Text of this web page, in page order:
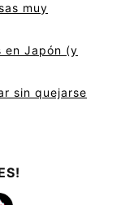
muy
en Japón (y
sin quejarse